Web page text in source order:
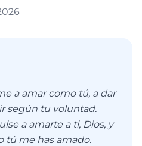
6
a amar como tú, a dar
según tu voluntad.
a amarte a ti, Dios, y
tú me has amado.